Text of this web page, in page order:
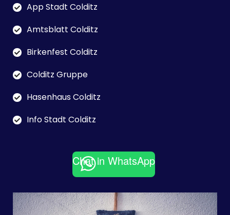
App Stadt Colditz
Amtsblatt Colditz
Birkenfest Colditz
Colditz Gruppe
Hasenhaus Colditz
Info Stadt Colditz
Chat in WhatsApp